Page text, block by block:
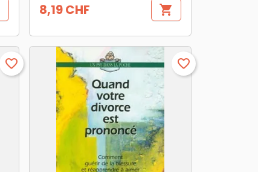
Prix
8,19 CHF shopping_cart
favorite_border favorite_border